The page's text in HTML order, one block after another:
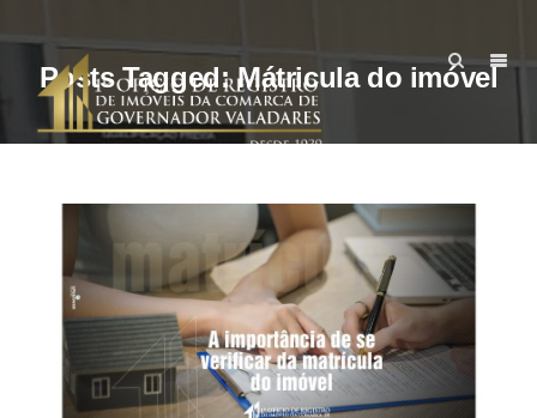
Posts Tagged: Mátricula do imóvel